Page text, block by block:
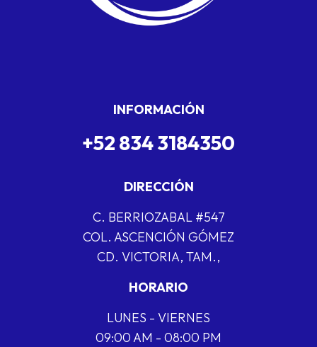
INFORMACIÓN
+52 834 3184350
DIRECCIÓN
C. BERRIOZABAL #547
COL. ASCENCIÓN GÓMEZ
CD. VICTORIA, TAM.,
HORARIO
LUNES - VIERNES
09:00 AM - 08:00 PM